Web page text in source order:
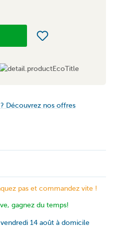
Découvrez nos offres
pas et commandez vite !
gagnez du temps!
14 août à domicile